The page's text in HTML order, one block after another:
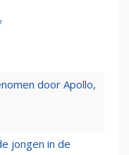
door Apollo,
jongen in de